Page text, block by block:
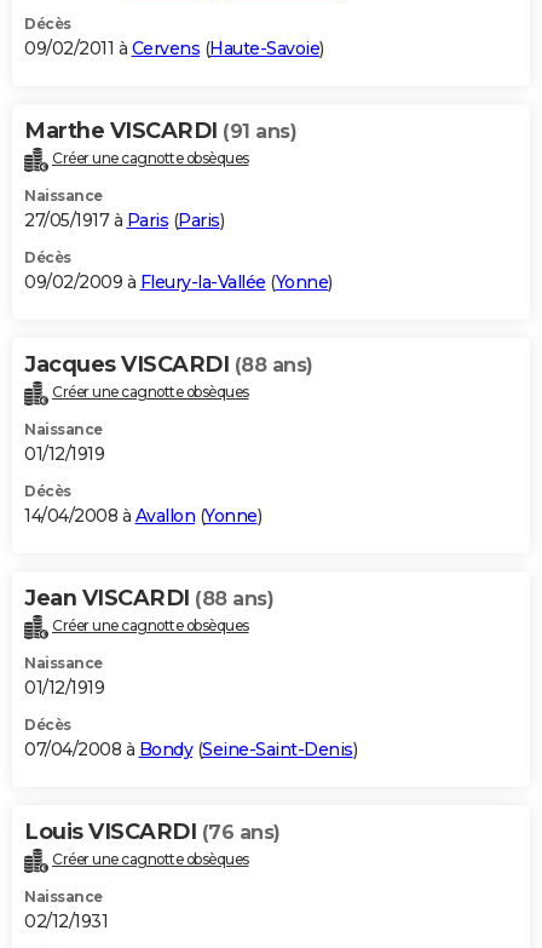
Décès
09/02/2011 à Cervens (Haute-Savoie)
Marthe VISCARDI (91 ans)
Créer une cagnotte obsèques
Naissance
27/05/1917 à Paris (Paris)
Décès
09/02/2009 à Fleury-la-Vallée (Yonne)
Jacques VISCARDI (88 ans)
Créer une cagnotte obsèques
Naissance
01/12/1919
Décès
14/04/2008 à Avallon (Yonne)
Jean VISCARDI (88 ans)
Créer une cagnotte obsèques
Naissance
01/12/1919
Décès
07/04/2008 à Bondy(Seine-Saint-Denis)
Louis VISCARDI (76 ans)
Créer une cagnotte obsèques
Naissance
02/12/1931